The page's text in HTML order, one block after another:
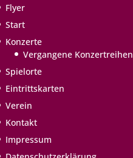
Flyer
Start
Konzerte
Vergangene Konzertreihen
Spielorte
Eintritts­karten
Verein
Kontakt
Impressum